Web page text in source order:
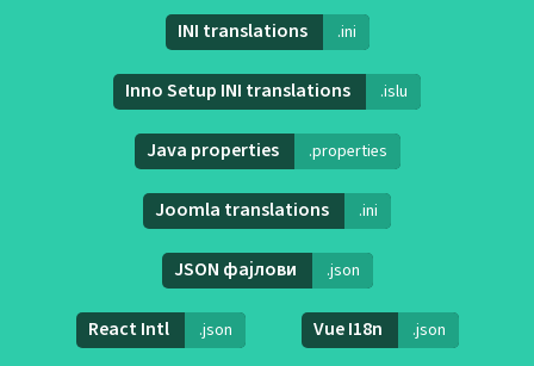
INI translations .ini
Inno Setup INI translations .islu
Java properties .properties
Joomla translations .ini
JSON фајлови .json
React Intl .json Vue I18n .json